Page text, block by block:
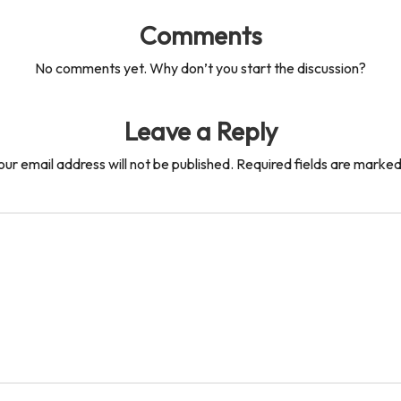
Comments
No comments yet. Why don’t you start the discussion?
Leave a Reply
email address will not be published. Required fields are